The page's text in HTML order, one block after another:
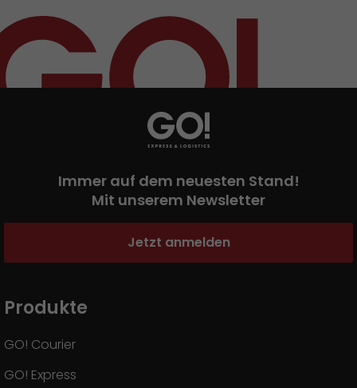
Immer auf dem neuesten Stand!
Mit unserem Newsletter
Jetzt anmelden
Produkte
GO! Courier
GO! Express